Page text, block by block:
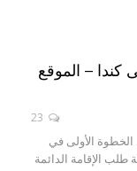
كندا – الموقع
الخطوة الأولى في
طلب الإقامة الدائمة